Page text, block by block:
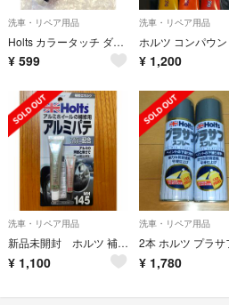
洗車・リペア用品
Holts カラータッチ ダイハツ車用 N05 ブラックMC MH4983
¥ 599
洗車・リペア用品
¥ 1,200
洗車・リペア用品
新品未開封 ホルツ 補修用パテ アルミホール用アルミパテ Holts MH145
¥ 1,100
洗車・リペア用品
¥ 1,780